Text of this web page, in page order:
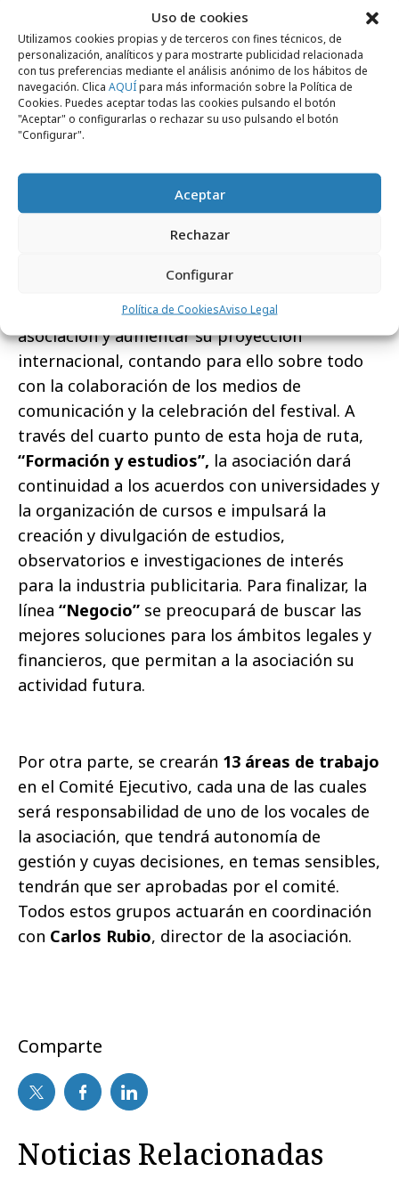
Uso de cookies
Utilizamos cookies propias y de terceros con fines técnicos, de
personalización, analíticos y para mostrarte publicidad relacionada
con tus preferencias mediante el análisis anónimo de los hábitos de
navegación. Clica AQUÍpara más información sobre la Política de
Cookies. Puedes aceptar todas las cookies pulsando el botón
"Aceptar" o configurarlas o rechazar su uso pulsando el botón
"Configurar".
Aceptar
Rechazar
Configurar
Política de CookiesAviso Legal
industria y la sociedad mediante la creación y
el desarrollo de iniciativas, potenciación de las
relaciones institucionales y la celebración de
Festival El Sol. Por su parte,“Participación y
representatividad”hace alusión a mejorar la
comunicación interna y a la captación y
consolidación de las relaciones con el resto de
asociaciones sectoriales de agencias y
profesionales, otros agentes de la industria y,
“Proyección e imagen”,
dirigida a impulsar la imagen e identidad de la
asociación y aumentar su proyección
internacional, contando para ello sobre todo
con la colaboración de los medios de
comunicación y la celebración del festival. A
través del cuarto punto de esta hoja de ruta,
“Formación y estudios”, la asociación dará
continuidad a los acuerdos con universidades y
la organización de cursos e impulsará la
creación y divulgación de estudios,
observatorios e investigaciones de interés
para la industria publicitaria. Para finalizar, la
línea “Negocio” se preocupará de buscar las
mejores soluciones para los ámbitos legales y
financieros, que permitan a la asociación su
actividad futura.
Por otra parte, se crearán 13 áreas de trabajo
en el Comité Ejecutivo, cada una de las cuales
será responsabilidad de uno de los vocales de
la asociación, que tendrá autonomía de
gestión y cuyas decisiones, en temas sensibles,
tendrán que ser aprobadas por el comité.
Todos estos grupos actuarán en coordinación
con Carlos Rubio, director de la asociación.
Comparte
Noticias Relacionadas